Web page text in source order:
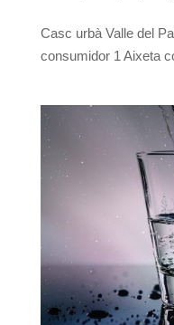
Casc urbà Valle del
consumidor 1 Aixeta